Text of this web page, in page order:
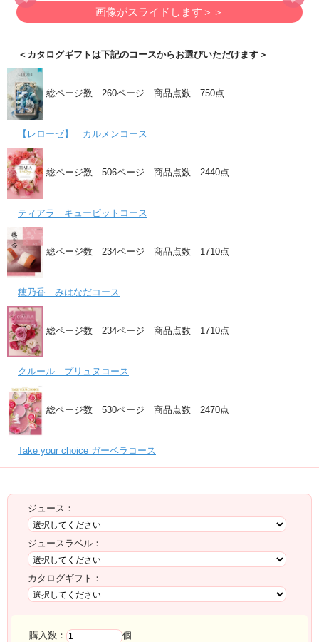
画像がスライドします＞＞
＜カタログギフトは下記のコースからお選びいただけます＞
総ページ数 260ページ 商品点数 750点
【レローゼ】 カルメンコース
総ページ数 506ページ 商品点数 2440点
ティアラ キューピットコース
総ページ数 234ページ 商品点数 1710点
穂乃香 みはなだコース
総ページ数 234ページ 商品点数 1710点
クルール プリュヌコース
総ページ数 530ページ 商品点数 2470点
Take your choice ガーベラコース
ジュース：
ジュースラベル：
カタログギフト：
購入数： 個